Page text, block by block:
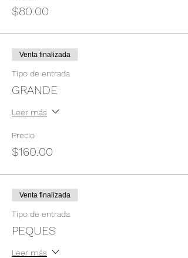
$80.00
Venta finalizada
Tipo de entrada
GRANDE
Leer más
Precio
$160.00
Venta finalizada
Tipo de entrada
PEQUES
Leer más